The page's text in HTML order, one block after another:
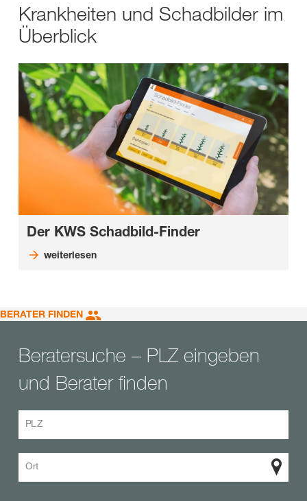
Krankheiten und Schadbilder im
Überblick
Der KWS Schadbild-Finder
weiterlesen
BERATER FINDEN
Beratersuche – PLZ eingeben
und Berater finden
PLZ
Ort